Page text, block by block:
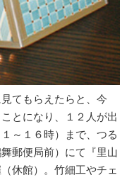
てもらえたらと、今
とになり、１２人が出
～１６時）まで、つる
郵便局前）にて『里山
休館）。竹細工やチェ